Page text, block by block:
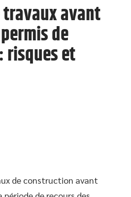
travaux avant
de
risques et
de construction avant